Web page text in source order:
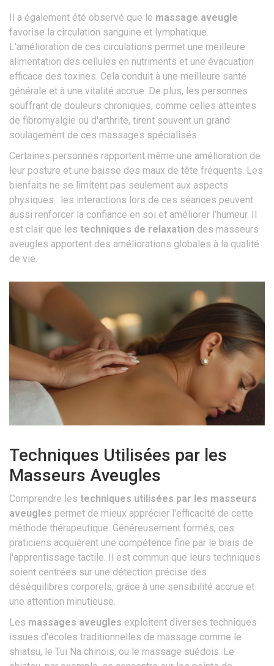
Il a également été observé que le massage aveugle
favorise la circulation sanguine et lymphatique.
L'amélioration de ces circulations permet une meilleure
alimentation des cellules en nutriments et une évacuation
efficace des toxines. Cela conduit à une meilleure santé
générale et à une vitalité accrue. De plus, les personnes
souffrant de douleurs chroniques, comme celles atteintes
de fibromyalgie ou d'arthrite, tirent souvent un grand
soulagement de ces massages spécialisés.
Certaines personnes rapportent même une amélioration de
leur posture et une baisse des maux de tête fréquents. Les
bienfaits ne se limitent pas seulement aux aspects
physiques : les interactions lors de ces séances peuvent
aussi renforcer la confiance en soi et améliorer l’humeur. Il
est clair que les techniques de relaxation des masseurs
aveugles apportent des améliorations globales à la qualité
de vie.
Techniques Utilisées par les
Masseurs Aveugles
Comprendre les techniques utilisées par les masseurs
aveugles permet de mieux apprécier l'efficacité de cette
méthode thérapeutique. Généreusement formés, ces
praticiens acquièrent une compétence fine par le biais de
l'apprentissage tactile. Il est commun que leurs techniques
soient centrées sur une détection précise des
déséquilibres corporels, grâce à une sensibilité accrue et
une attention minutieuse.
Les massages aveugles exploitent diverses techniques
issues d'écoles traditionnelles de massage comme le
shiatsu, le Tui Na chinois, ou le massage suédois. Le